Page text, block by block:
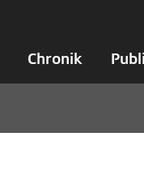
Chronik